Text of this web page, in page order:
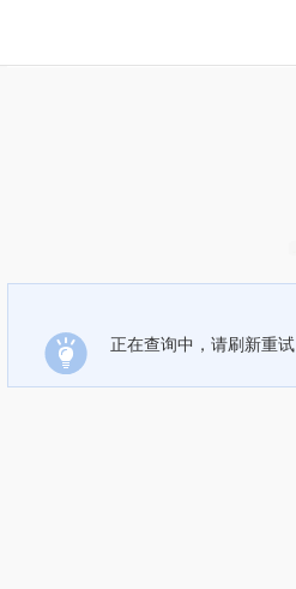
正在查询中，请刷新重试